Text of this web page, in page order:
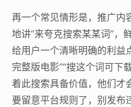
再一个常见情形是，推广内
地讲“来夸克搜索某某词”，
给用户一个清晰明确的利益
完整版电影”“搜这个词可下
着此搜索具备价值，他们才
要留意平台规则了，别发布